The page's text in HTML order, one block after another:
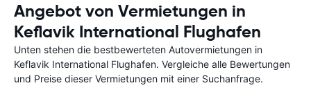
Angebot von Vermietungen in
Keflavik International Flughafen
Unten stehen die bestbewerteten Autovermietungen in
Keflavik International Flughafen. Vergleiche alle Bewertungen
und Preise dieser Vermietungen mit einer Suchanfrage.